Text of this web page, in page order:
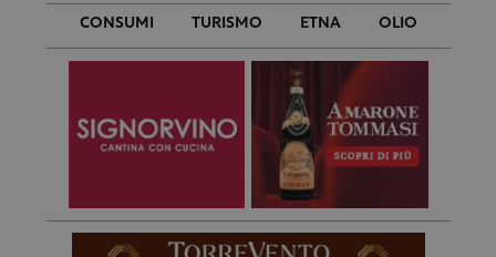
CONSUMI TURISMO ETNA OLIO